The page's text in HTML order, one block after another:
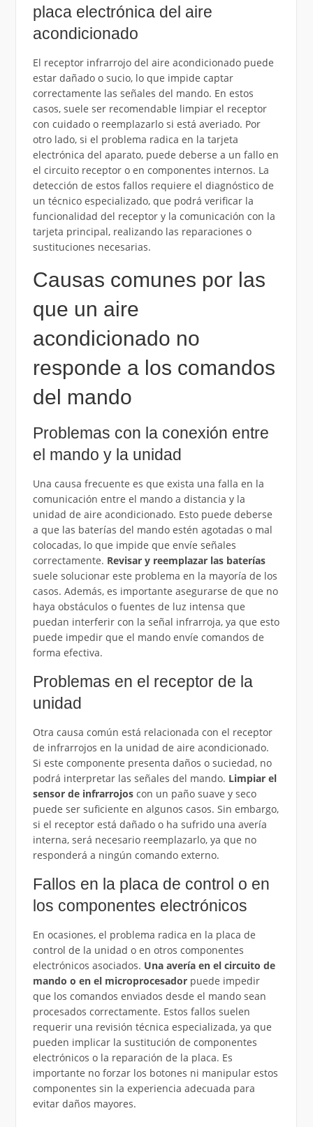
placa electrónica del aire
acondicionado
El receptor infrarrojo del aire acondicionado puede
estar dañado o sucio, lo que impide captar
correctamente las señales del mando. En estos
casos, suele ser recomendable limpiar el receptor
con cuidado o reemplazarlo si está averiado. Por
otro lado, si el problema radica en la tarjeta
electrónica del aparato, puede deberse a un fallo en
el circuito receptor o en componentes internos. La
detección de estos fallos requiere el diagnóstico de
un técnico especializado, que podrá verificar la
funcionalidad del receptor y la comunicación con la
tarjeta principal, realizando las reparaciones o
sustituciones necesarias.
Causas comunes por las
que un aire
acondicionado no
responde a los comandos
del mando
Problemas con la conexión entre
el mando y la unidad
Una causa frecuente es que exista una falla en la
comunicación entre el mando a distancia y la
unidad de aire acondicionado. Esto puede deberse
a que las baterías del mando estén agotadas o mal
colocadas, lo que impide que envíe señales
correctamente. Revisar y reemplazar las baterías
suele solucionar este problema en la mayoría de los
casos. Además, es importante asegurarse de que no
haya obstáculos o fuentes de luz intensa que
puedan interferir con la señal infrarroja, ya que esto
puede impedir que el mando envíe comandos de
forma efectiva.
Problemas en el receptor de la
unidad
Otra causa común está relacionada con el receptor
de infrarrojos en la unidad de aire acondicionado.
Si este componente presenta daños o suciedad, no
podrá interpretar las señales del mando. Limpiar el
sensor de infrarrojoscon un paño suave y seco
puede ser suficiente en algunos casos. Sin embargo,
si el receptor está dañado o ha sufrido una avería
interna, será necesario reemplazarlo, ya que no
responderá a ningún comando externo.
Fallos en la placa de control o en
los componentes electrónicos
En ocasiones, el problema radica en la placa de
control de la unidad o en otros componentes
electrónicos asociados. Una avería en el circuito de
mando o en el microprocesadorpuede impedir
que los comandos enviados desde el mando sean
procesados correctamente. Estos fallos suelen
requerir una revisión técnica especializada, ya que
pueden implicar la sustitución de componentes
electrónicos o la reparación de la placa. Es
importante no forzar los botones ni manipular estos
componentes sin la experiencia adecuada para
evitar daños mayores.